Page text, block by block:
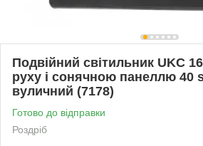
Подвійний світильник UKC
руху і сонячною панеллю 40
вуличний (7178)
Готово до відправки
Роздріб